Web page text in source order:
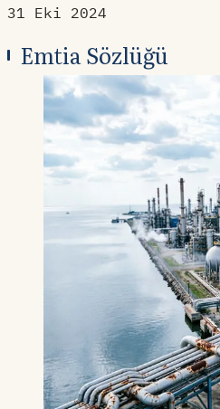
31 Eki 2024
Emtia Sözlüğü